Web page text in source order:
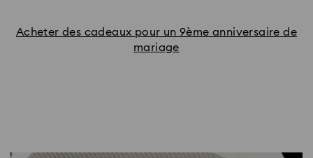
Acheter des cadeaux pour un 9ème anniversaire de
mariage